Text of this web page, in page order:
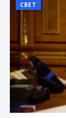
СВЕТ